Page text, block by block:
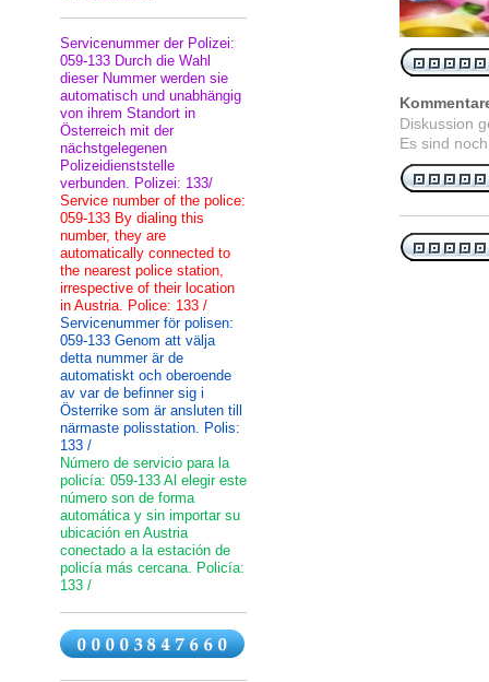
Diskussion
Es sind
Servicenummer der Polizei:
059-133 Durch die Wahl
dieser Nummer werden sie
automatisch und unabhängig
von ihrem Standort in
Österreich mit der
nächstgelegenen
Polizeidienststelle
verbunden. Polizei: 133/
Service number of the police:
059-133 By dialing this
number, they are
automatically connected to
the nearest police station,
irrespective of their location
in Austria. Police: 133 /
Servicenummer för polisen:
059-133 Genom att välja
detta nummer är de
automatiskt och oberoende
av var de befinner sig i
Österrike som är ansluten till
närmaste polisstation. Polis:
133 /
Número de servicio para la
policía: 059-133 Al elegir este
número son de forma
automática y sin importar su
ubicación en Austria
conectado a la estación de
policía más cercana. Policía:
133 /